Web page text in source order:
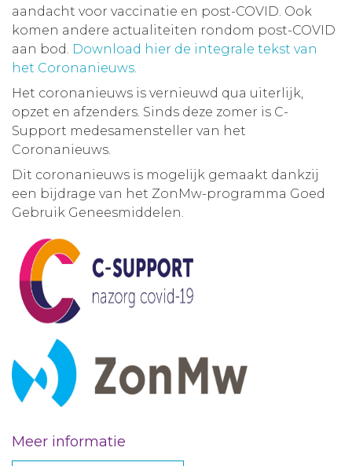
aandacht voor vaccinatie en post-COVID. Ook
komen andere actualiteiten rondom post-COVID
aan bod. Download hier de integrale tekst van
het Coronanieuws.
Het coronanieuws is vernieuwd qua uiterlijk,
opzet en afzenders. Sinds deze zomer is C-
Support medesamensteller van het
Coronanieuws.
Dit coronanieuws is mogelijk gemaakt dankzij
een bijdrage van het ZonMw-programma Goed
Gebruik Geneesmiddelen.
Meer informatie